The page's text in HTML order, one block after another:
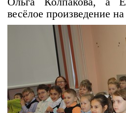
весёлое произведение